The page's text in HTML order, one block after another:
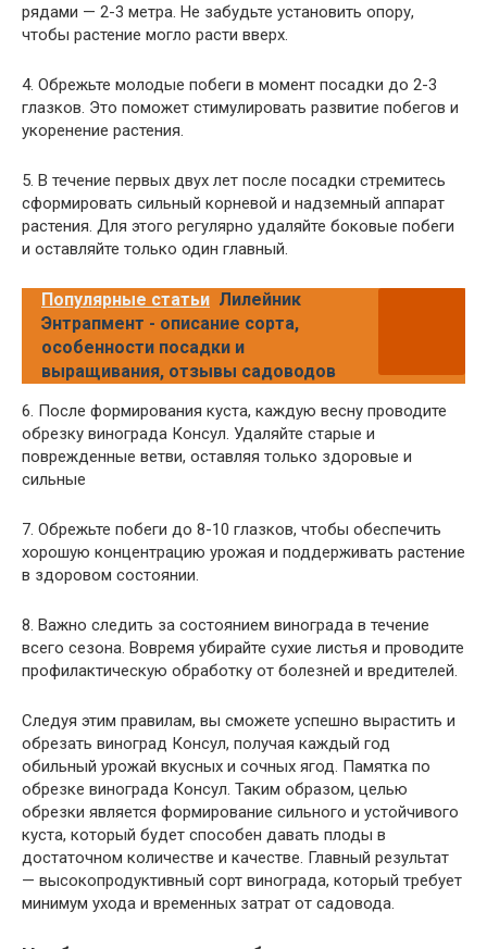
рядами — 2-3 метра. Не забудьте установить опору,
чтобы растение могло расти вверх.
4. Обрежьте молодые побеги в момент посадки до 2-3
глазков. Это поможет стимулировать развитие побегов и
укоренение растения.
5. В течение первых двух лет после посадки стремитесь
сформировать сильный корневой и надземный аппарат
растения. Для этого регулярно удаляйте боковые побеги
и оставляйте только один главный.
Популярные статьи Лилейник
Энтрапмент - описание сорта,
особенности посадки и
выращивания, отзывы садоводов
6. После формирования куста, каждую весну проводите
обрезку винограда Консул. Удаляйте старые и
поврежденные ветви, оставляя только здоровые и
сильные
7. Обрежьте побеги до 8-10 глазков, чтобы обеспечить
хорошую концентрацию урожая и поддерживать растение
в здоровом состоянии.
8. Важно следить за состоянием винограда в течение
всего сезона. Вовремя убирайте сухие листья и проводите
профилактическую обработку от болезней и вредителей.
Следуя этим правилам, вы сможете успешно вырастить и
обрезать виноград Консул, получая каждый год
обильный урожай вкусных и сочных ягод. Памятка по
обрезке винограда Консул. Таким образом, целью
обрезки является формирование сильного и устойчивого
куста, который будет способен давать плоды в
достаточном количестве и качестве. Главный результат
— высокопродуктивный сорт винограда, который требует
минимум ухода и временных затрат от садовода.